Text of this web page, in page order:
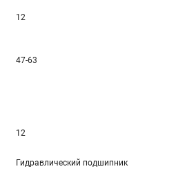
12
47-63
12
Гидравлический подшипник